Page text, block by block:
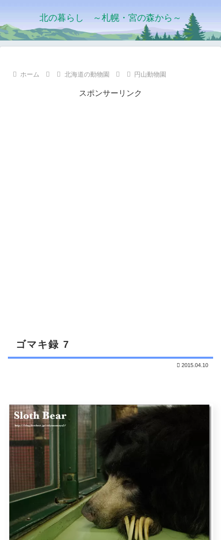
北の暮らし ～札幌・宮の森から～
ホーム 北海道の動物園 円山動物園
スポンサーリンク
ゴマキ録 7
2015.04.10